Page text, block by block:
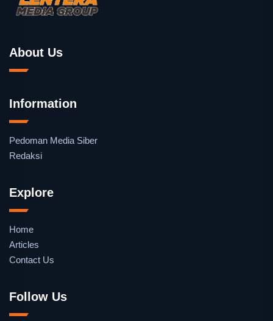
About Us
Information
Pedoman Media Siber
Redaksi
Explore
Home
Articles
Contact Us
Follow Us